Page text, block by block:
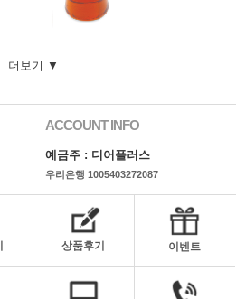
더보기 ▼
ACCOUNT INFO
예금주 : 디어플러스
우리은행 1005403272087
상품후기 이벤트